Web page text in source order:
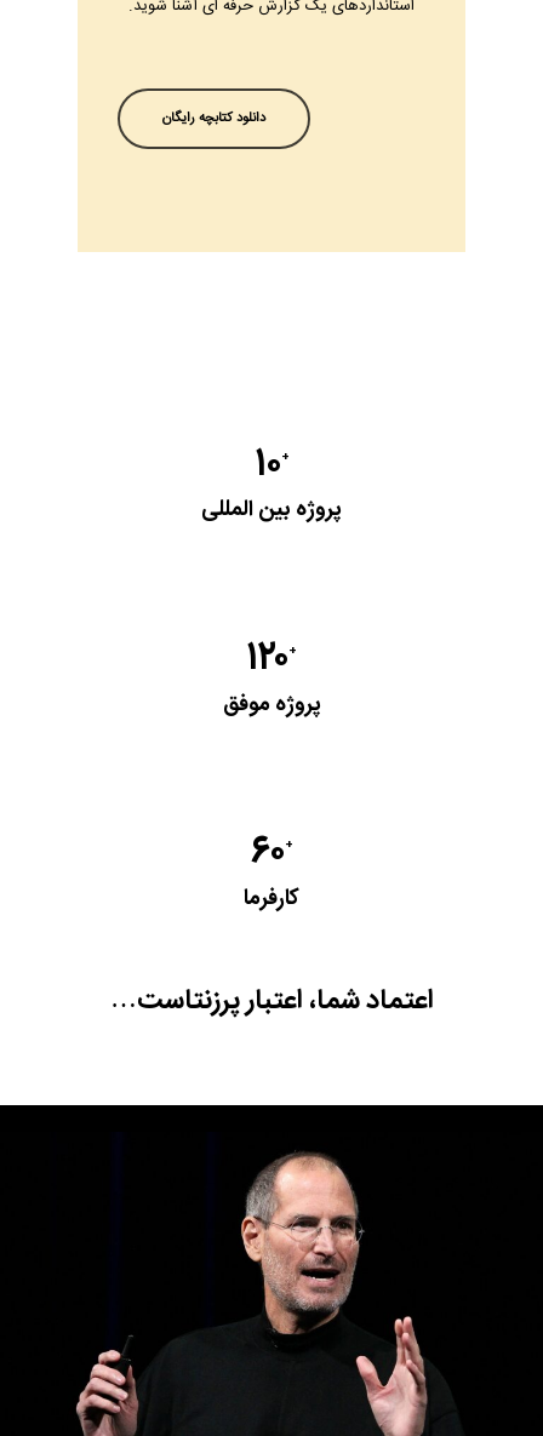
استانداردهای یک گزارش حرفه ای آشنا شوید.
دانلود کتابچه رایگان
+۱۰
پروژه بین المللی
+۱۲۰
پروژه موفق
+۶۰
کارفرما
اعتماد شما، اعتبار پرزنتاست…